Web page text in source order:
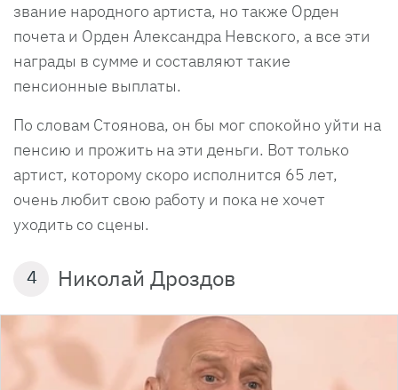
звание народного артиста, но также Орден
почета и Орден Александра Невского, а все эти
награды в сумме и составляют такие
пенсионные выплаты.
По словам Стоянова, он бы мог спокойно уйти на
пенсию и прожить на эти деньги. Вот только
артист, которому скоро исполнится 65 лет,
очень любит свою работу и пока не хочет
уходить со сцены.
4 Николай Дроздов